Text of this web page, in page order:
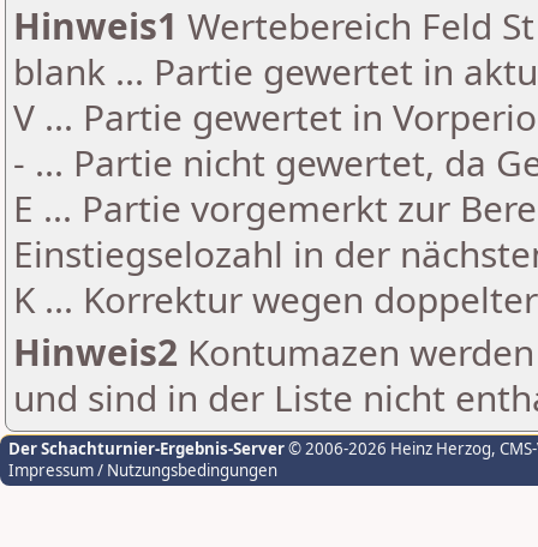
Hinweis1 Wertebereich Feld
blank ... Partie gewertet in
V ... Partie gewertet in
- ... Partie nicht gewertet, da
E ... Partie vorgemerkt zur
Einstiegselozahl in der
K ... Korrektur wegen
Hinweis2 Kontumazen
und sind in der Liste nicht
Der Schachturnier-Ergebnis-Server© 2006-2026 Heinz Herzog,
Impressum / Nutzungsbedingungen